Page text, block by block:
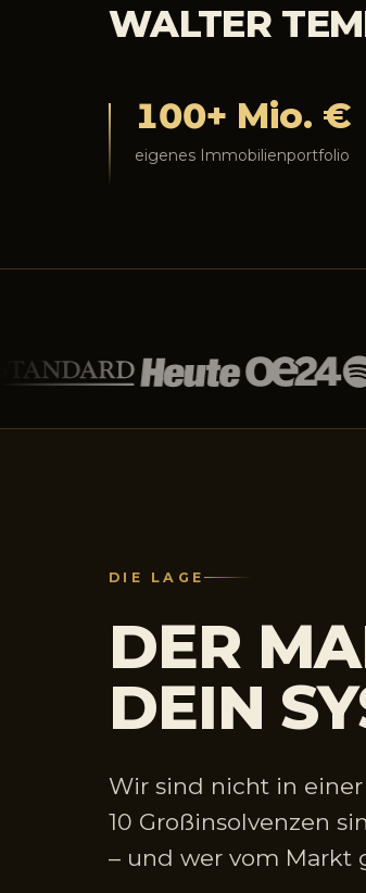
WALTER
100+ Mio. €
eigenes Immobilienportfolio
DIE LAGE
DER
DEIN
Wir sind nicht in
10 Großinsolvenzen
– und wer vom Markt